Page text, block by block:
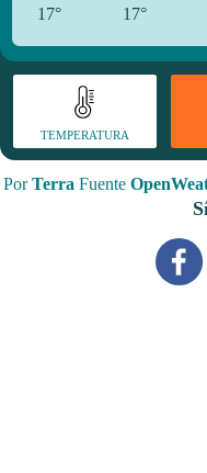
17° 17°
TEMPERATURA
PorTerra Fuente